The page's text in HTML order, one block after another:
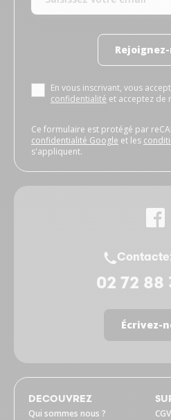
En vous inscrivant, vous
confidentialité et acceptez de
Ce formulaire est protégé par
confidentialité Google et les
s'appliquent.
02 72 88
Écrivez-
DECOUVREZ
Qui sommes nous ?
CGV